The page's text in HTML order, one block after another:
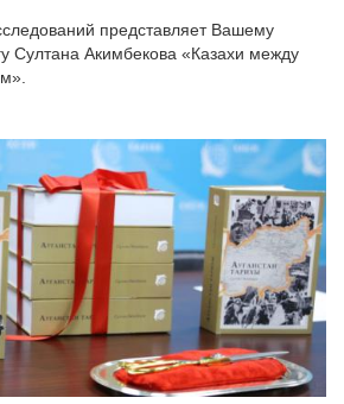
представляет Вашему
Султана Акимбекова «Казахи между